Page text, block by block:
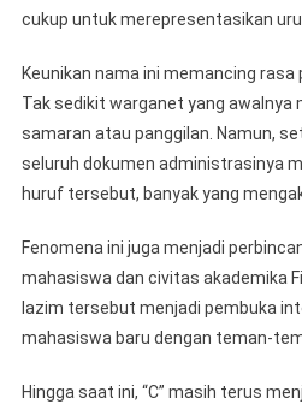
cukup untuk merepresentasikan
Keunikan nama ini memancing rasa
Tak sedikit warganet yang awalnya
samaran atau panggilan. Namun,
seluruh dokumen administrasinya
huruf tersebut, banyak yang
Fenomena ini juga menjadi
mahasiswa dan civitas akademika
lazim tersebut menjadi pembuka
mahasiswa baru dengan teman-
Hingga saat ini, “C” masih terus